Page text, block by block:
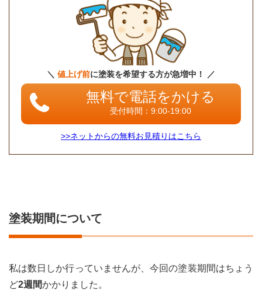
＼ 値上げ前に塗装を希望する方が急増中！ ／
無料で電話をかける
受付時間：9:00-19:00
>>ネットからの無料お見積りはこちら
塗装期間について
私は数日しか行っていませんが、今回の塗装期間はちょう
ど2週間かかりました。